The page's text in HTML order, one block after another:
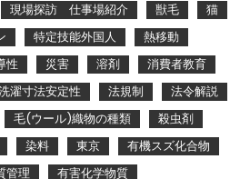
現場探訪 仕事場紹介 獣毛
猫
特定技能外国人
熱移動
性 災害 溶剤
消費者教育
濯寸法安定性 法規制
法令解説
毛(ウール)織物の種類
殺虫剤
染料 東京
有機スズ化合物
管理
有害化学物質